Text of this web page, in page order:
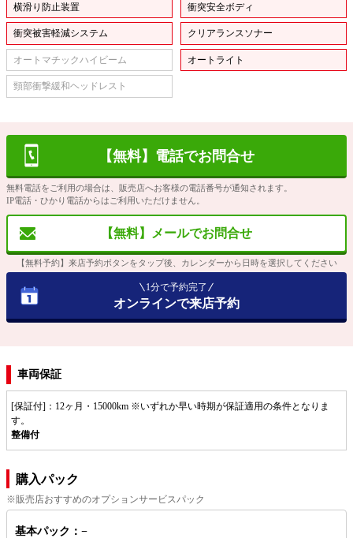
横滑り防止装置 衝突安全ボディ
衝突被害軽減システム クリアランスソナー
オートマチックハイビーム オートライト
頸部衝撃緩和ヘッドレスト
【無料】電話でお問合せ
無料電話をご利用の場合は、販売店へお客様の電話番号が通知されます。
IP電話・ひかり電話からはご利用いただけません。
【無料】メールでお問合せ
【無料予約】来店予約ボタンをタップ後、カレンダーから日時を選択してください
1分で予約完了
オンラインで来店予約
車両保証
[保証付]：12ヶ月・15000km ※いずれか早い時期が保証適用の条件となりま
す。
整備付
購入パック
※販売店おすすめのオプションサービスパック
基本パック：−